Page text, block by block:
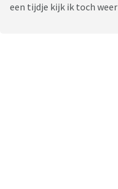
een tijdje kijk ik toch weer